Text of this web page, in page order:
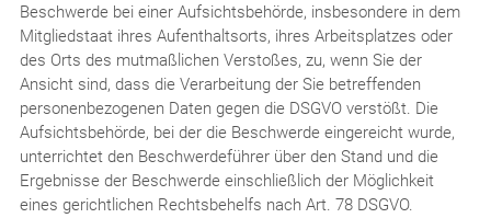
Beschwerde bei einer Aufsichtsbehörde, insbesondere in dem
Mitgliedstaat ihres Aufenthaltsorts, ihres Arbeitsplatzes oder
des Orts des mutmaßlichen Verstoßes, zu, wenn Sie der
Ansicht sind, dass die Verarbeitung der Sie betreffenden
personenbezogenen Daten gegen die DSGVO verstößt. Die
Aufsichtsbehörde, bei der die Beschwerde eingereicht wurde,
unterrichtet den Beschwerdeführer über den Stand und die
Ergebnisse der Beschwerde einschließlich der Möglichkeit
eines gerichtlichen Rechtsbehelfs nach Art. 78 DSGVO.